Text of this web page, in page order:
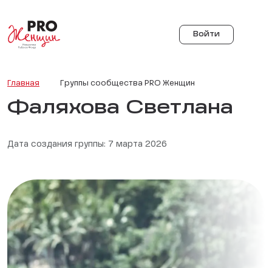
Войти
Главная Группы сообщества PRO Женщин
Фаляхова Светлана
Дата создания группы: 7 марта 2026